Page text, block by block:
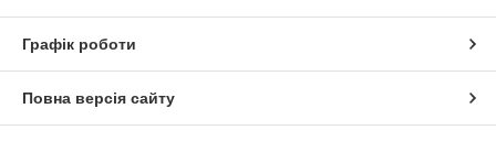
Графік роботи
Повна версія сайту